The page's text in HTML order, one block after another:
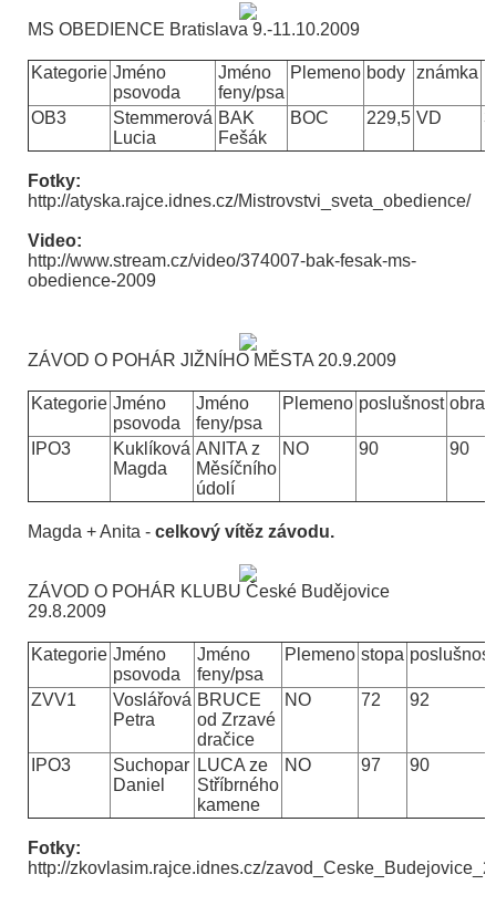
MS OBEDIENCE Bratislava9.-11.10.2009
Kategorie Jméno
psovoda
Jméno
feny/psa
Plemeno body známka
OB3
Stemmerová
Lucia
BAK
Fešák
BOC 229,5 VD
Fotky:
http://atyska.rajce.idnes.cz/Mistrovstvi_sveta_obedience/
Video:
http://www.stream.cz/video/374007-bak-fesak-ms-
obedience-2009
ZÁVOD O POHÁR JIŽNÍHO MĚSTA 20.9.2009
Kategorie Jméno
psovoda
Jméno
feny/psa
Plemeno poslušnost
IPO3
Kuklíková
Magda
ANITA z
Měsíčního
údolí
NO 90 90
Magda + Anita -celkový vítěz závodu.
ZÁVOD O POHÁR KLUBU České Budějovice
29.8.2009
Kategorie Jméno
psovoda
Jméno
feny/psa
Plemeno stopa poslušnost
ZVV1
Voslářová
Petra
BRUCE
od Zrzavé
dračice
NO 72 92
IPO3
Suchopar
Daniel
LUCA ze
Stříbrného
kamene
NO 97 90
Fotky:
http://zkovlasim.rajce.idnes.cz/